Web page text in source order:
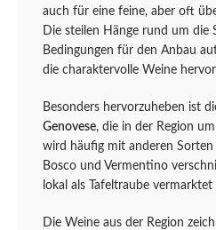
auch für eine feine, aber oft
Die steilen Hänge rund um die
Bedingungen für den Anbau
die charaktervolle Weine
Besonders hervorzuheben ist
Genovese, die in der Region
wird häufig mit anderen Sorten
Bosco und Vermentino
lokal als Tafeltraube
Die Weine aus der Region